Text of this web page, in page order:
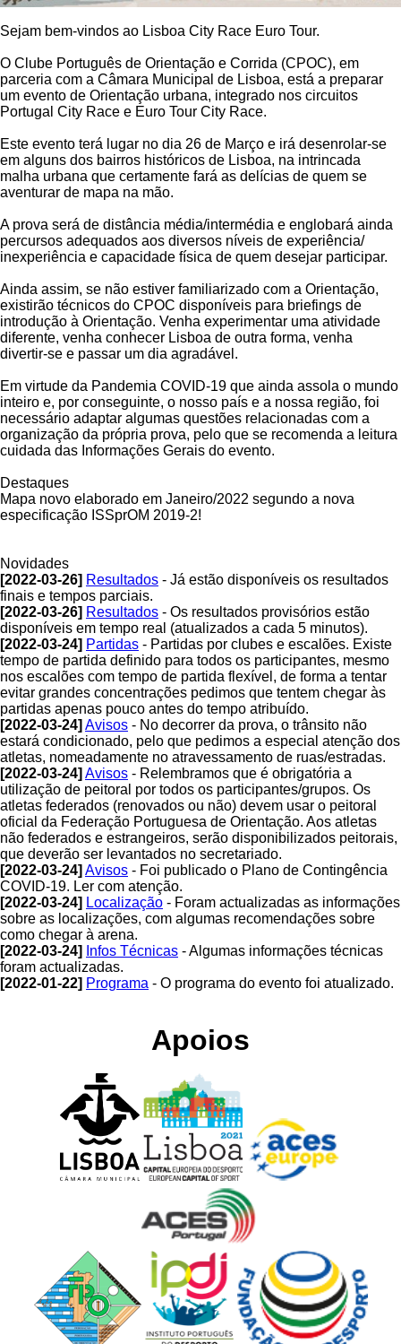
Sejam bem-vindos ao Lisboa City Race Euro Tour.
O Clube Português de Orientação e Corrida (CPOC), em
parceria com a Câmara Municipal de Lisboa, está a preparar
um evento de Orientação urbana, integrado nos circuitos
Portugal City Race e Euro Tour City Race.
Este evento terá lugar no dia 26 de Março e irá desenrolar-se
em alguns dos bairros históricos de Lisboa, na intrincada
malha urbana que certamente fará as delícias de quem se
aventurar de mapa na mão.
A prova será de distância média/intermédia e englobará ainda
percursos adequados aos diversos níveis de experiência/
inexperiência e capacidade física de quem desejar participar.
Ainda assim, se não estiver familiarizado com a Orientação,
existirão técnicos do CPOC disponíveis para briefings de
introdução à Orientação. Venha experimentar uma atividade
diferente, venha conhecer Lisboa de outra forma, venha
divertir-se e passar um dia agradável.
Em virtude da Pandemia COVID-19 que ainda assola o mundo
inteiro e, por conseguinte, o nosso país e a nossa região, foi
necessário adaptar algumas questões relacionadas com a
organização da própria prova, pelo que se recomenda a leitura
cuidada das Informações Gerais do evento.
Destaques
Mapa novo elaborado em Janeiro/2022 segundo a nova
especificação ISSprOM 2019-2!
Novidades
[2022-03-26] Resultados - Já estão disponíveis os resultados
finais e tempos parciais.
[2022-03-26] Resultados - Os resultados provisórios estão
disponíveis em tempo real (atualizados a cada 5 minutos).
[2022-03-24] Partidas - Partidas por clubes e escalões. Existe
tempo de partida definido para todos os participantes, mesmo
nos escalões com tempo de partida flexível, de forma a tentar
evitar grandes concentrações pedimos que tentem chegar às
partidas apenas pouco antes do tempo atribuído.
[2022-03-24] Avisos - No decorrer da prova, o trânsito não
estará condicionado, pelo que pedimos a especial atenção dos
atletas, nomeadamente no atravessamento de ruas/estradas.
[2022-03-24] Avisos - Relembramos que é obrigatória a
utilização de peitoral por todos os participantes/grupos. Os
atletas federados (renovados ou não) devem usar o peitoral
oficial da Federação Portuguesa de Orientação. Aos atletas
não federados e estrangeiros, serão disponibilizados peitorais,
que deverão ser levantados no secretariado.
[2022-03-24] Avisos - Foi publicado o Plano de Contingência
COVID-19. Ler com atenção.
[2022-03-24] Localização - Foram actualizadas as informações
sobre as localizações, com algumas recomendações sobre
como chegar à arena.
[2022-03-24]
Infos Técnicas - Algumas informações técnicas
foram actualizadas.
[2022-01-22] Programa - O programa do evento foi atualizado.
Apoios